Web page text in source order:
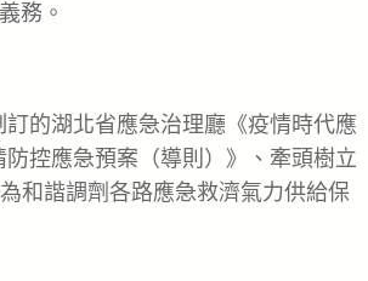
務。
的湖北省應急治理廳《疫情時代應
控應急預案（導則）》、牽頭樹立
和諧調劑各路應急救濟氣力供給保